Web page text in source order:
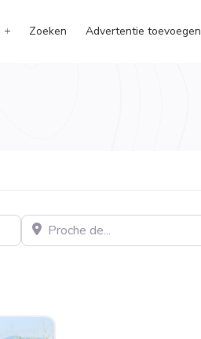
Zoeken Advertentie toevoegen
Proche de…